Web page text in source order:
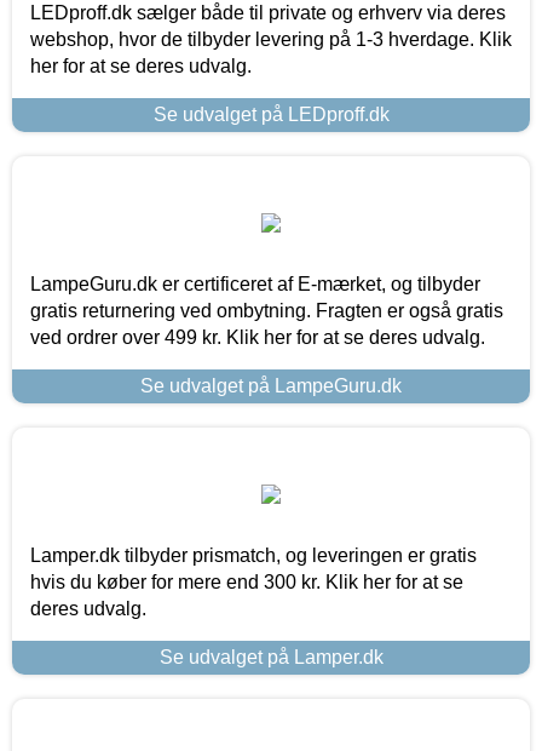
LEDproff.dk sælger både til private og erhverv via deres
webshop, hvor de tilbyder levering på 1-3 hverdage. Klik
her for at se deres udvalg.
Se udvalget på LEDproff.dk
LampeGuru.dk er certificeret af E-mærket, og tilbyder
gratis returnering ved ombytning. Fragten er også gratis
ved ordrer over 499 kr. Klik her for at se deres udvalg.
Se udvalget på LampeGuru.dk
Lamper.dk tilbyder prismatch, og leveringen er gratis
hvis du køber for mere end 300 kr. Klik her for at se
deres udvalg.
Se udvalget på Lamper.dk